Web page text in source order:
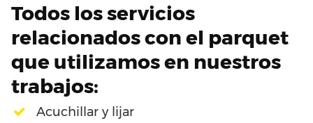
Todos los servicios
relacionados con el parquet
que utilizamos en nuestros
trabajos:
Acuchillar y lijar